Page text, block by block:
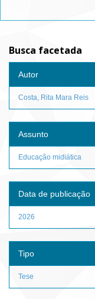
Busca facetada
Autor
Costa, Rita Mara Reis
Assunto
Educação midiática
Data de publicação
2026
Tipo
Tese